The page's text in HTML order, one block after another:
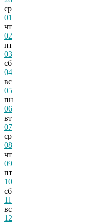
ср
01
чт
02
пт
03
сб
04
вс
05
пн
06
вт
07
ср
08
чт
09
пт
10
сб
11
вс
12